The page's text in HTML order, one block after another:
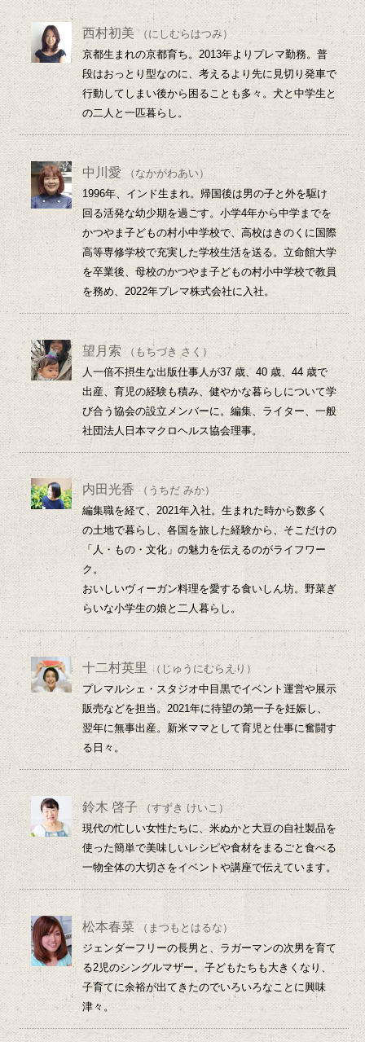
西村初美 （にしむらはつみ）
京都生まれの京都育ち。2013年よりプレマ勤務。普
段はおっとり型なのに、考えるより先に見切り発車で
行動してしまい後から困ることも多々。犬と中学生と
の二人と一匹暮らし。
中川愛 （なかがわあい）
1996年、インド生まれ。帰国後は男の子と外を駆け
回る活発な幼少期を過ごす。小学4年から中学までを
かつやま子どもの村小中学校で、高校はきのくに国際
高等専修学校で充実した学校生活を送る。立命館大学
を卒業後、母校のかつやま子どもの村小中学校で教員
を務め、2022年プレマ株式会社に入社。
望月索
（もちづき さく）
人一倍不摂生な出版仕事人が37 歳、40 歳、44 歳で
出産、育児の経験も積み、健やかな暮らしについて学
び合う協会の設立メンバーに。編集、ライター、一般
社団法人日本マクロヘルス協会理事。
内田光香
（うちだ みか）
編集職を経て、2021年入社。生まれた時から数多く
の土地で暮らし、各国を旅した経験から、そこだけの
「人・もの・文化」の魅力を伝えるのがライフワー
ク。
おいしいヴィーガン料理を愛する食いしん坊。野菜ぎ
らいな小学生の娘と二人暮らし。
十二村英里 （じゅうにむらえり）
プレマルシェ・スタジオ中目黒でイベント運営や展示
販売などを担当。2021年に待望の第一子を妊娠し、
翌年に無事出産。新米ママとして育児と仕事に奮闘す
る日々。
鈴木 啓子
（すずき けいこ）
現代の忙しい女性たちに、米ぬかと大豆の自社製品を
使った簡単で美味しいレシピや食材をまるごと食べる
一物全体の大切さをイベントや講座で伝えています。
松本春菜
（まつもとはるな）
ジェンダーフリーの長男と、ラガーマンの次男を育て
る2児のシングルマザー。子どもたちも大きくなり、
子育てに余裕が出てきたのでいろいろなことに興味
津々。